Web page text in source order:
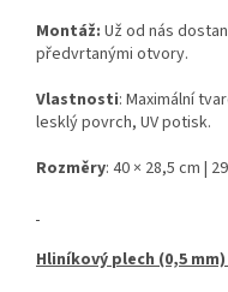
Montáž: Už od nás
předvrtanými otvory.
Vlastnosti: Maximální
lesklý povrch, UV potisk.
Rozměry: 40 × 28,5 cm |
Hliníkový plech (0,5